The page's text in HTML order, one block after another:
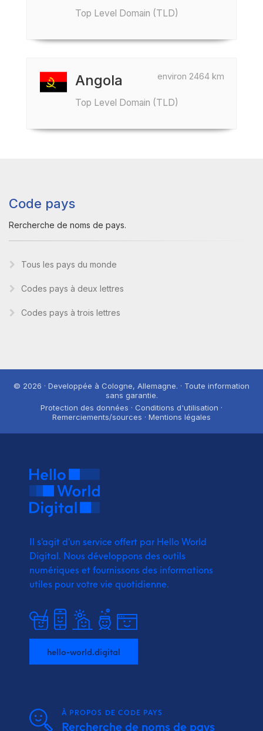
Top Level Domain (TLD)
environ 2464 km
Angola
Top Level Domain (TLD)
Code pays
Rercherche de noms de pays.
Tous les pays du monde
Codes pays à deux lettres
Codes pays à trois lettres
© 2026 · Developpée à Cologne, Allemagne. · Toute information
sans garantie.
Protection des données · Conditions d'utilisation ·
Remerciements/sources · Mentions légales
Il s'agit d'un service offert par Hello World
Digital. Nous développons des outils
numériques et fournissons des informations
utiles pour votre vie quotidienne.
hello-world.digital
À PROPOS DE CODE PAYS
Rercherche de noms de pays